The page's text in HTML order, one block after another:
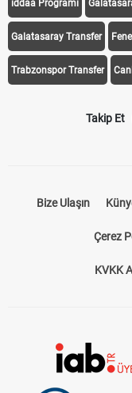
iddaa Programı
Galatasaray Transfer
Trabzonspor Transfer
Takip Et
Bize Ulaşın
Çerez
KVKK